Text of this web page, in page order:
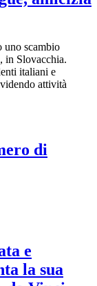
uno scambio
in Slovacchia.
italiani e
attività
di
e
la sua